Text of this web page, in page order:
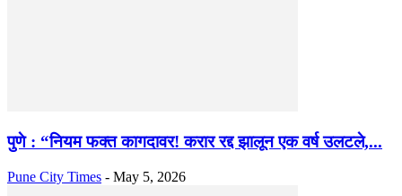
पुणे : “नियम फक्त कागदावर! करार रद्द झालून एक वर्ष उलटले,...
Pune City Times - May 5, 2026